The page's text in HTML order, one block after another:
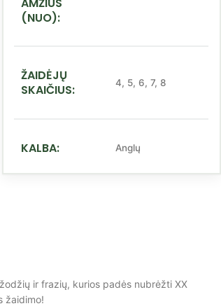
(NUO):
ŽAIDĖJŲ
SKAIČIUS:
4, 5,6,7,8
KALBA: Anglų
ir frazių, kurios padės nubrėžti XX
žaidimo!